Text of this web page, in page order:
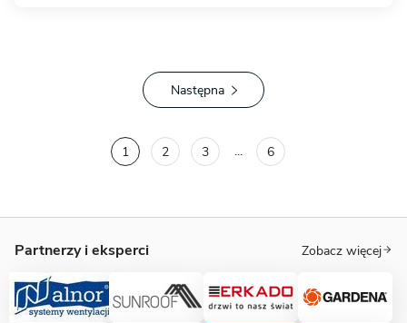
Następna
1 2 3 ... 6
Partnerzy i eksperci Zobacz więcej